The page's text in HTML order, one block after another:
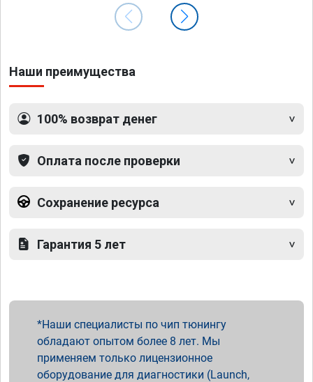
Наши преимущества
100% возврат денег
Оплата после проверки
Сохранение ресурса
Гарантия 5 лет
Наши специалисты по чип тюнингу
обладают опытом более 8 лет. Мы
применяем только лицензионное
оборудование для диагностики (Launch,